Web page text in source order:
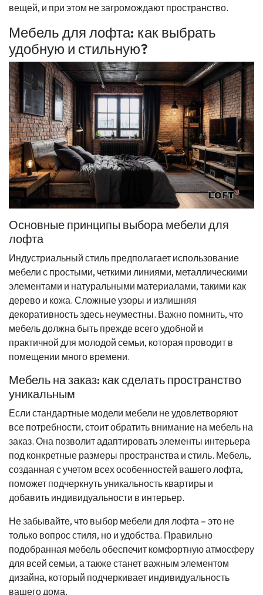
вещей, и при этом не загромождают пространство.
Мебель для лофта: как выбрать
удобную и стильную?
Основные принципы выбора мебели для
лофта
Индустриальный стиль предполагает использование
мебели с простыми, четкими линиями, металлическими
элементами и натуральными материалами, такими как
дерево и кожа. Сложные узоры и излишняя
декоративность здесь неуместны. Важно помнить, что
мебель должна быть прежде всего удобной и
практичной для молодой семьи, которая проводит в
помещении много времени.
Мебель на заказ: как сделать пространство
уникальным
Если стандартные модели мебели не удовлетворяют
все потребности, стоит обратить внимание на мебель на
заказ. Она позволит адаптировать элементы интерьера
под конкретные размеры пространства и стиль. Мебель,
созданная с учетом всех особенностей вашего лофта,
поможет подчеркнуть уникальность квартиры и
добавить индивидуальности в интерьер.
Не забывайте, что выбор мебели для лофта – это не
только вопрос стиля, но и удобства. Правильно
подобранная мебель обеспечит комфортную атмосферу
для всей семьи, а также станет важным элементом
дизайна, который подчеркивает индивидуальность
вашего дома.